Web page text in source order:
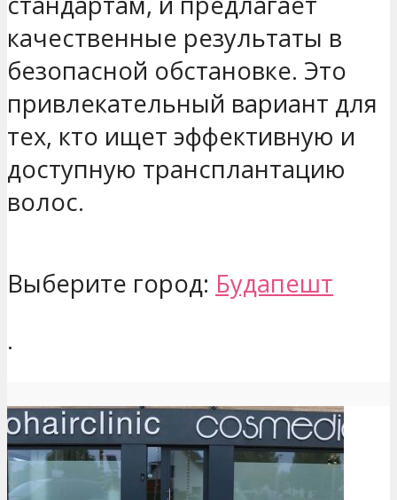
качественные результаты в
безопасной обстановке. Это
привлекательный вариант для
тех, кто ищет эффективную и
доступную трансплантацию
волос.
Выберите город: Будапешт
.